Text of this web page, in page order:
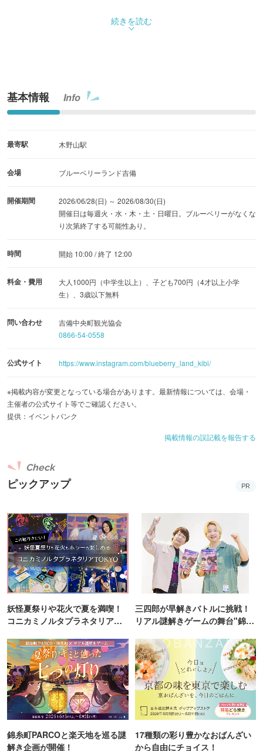
続きを読む
基本情報 Info
最寄駅 木野山駅
会場 ブルーベリーランド吉備
開催期間
2026/06/28(日) ～ 2026/08/30(日)
開催日は毎週火・水・木・土・日曜日。ブルーベリーがなくな
り次第終了する可能性あり。
時間 開始 10:00 / 終了 12:00
料金・費用
大人1000円（中学生以上）、子ども700円（4才以上小学
生）、3歳以下無料
問い合わせ
吉備中央町観光協会
0866-54-0558
公式サイト https://www.instagram.com/blueberry_land_kibi/
※掲載内容が変更となっている場合があります。最新情報については、会場・
主催者の公式サイト等でご確認ください。
提供：イベントバンク
掲載情報の誤記載を報告する
ピックアップ
Check
PR
妖怪夏祭りや花火で夏を満喫！
コニカミノルタプラネタリア
三四郎が早解きバトルに挑戦！
リアル謎解きゲームの舞台"錦糸
錦糸町PARCOと楽天地を巡る謎
解き企画が開催！
17種類の彩り豊かなおばんざい
から自由にチョイス！